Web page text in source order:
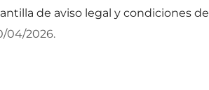
de aviso legal y condiciones
04/2026.